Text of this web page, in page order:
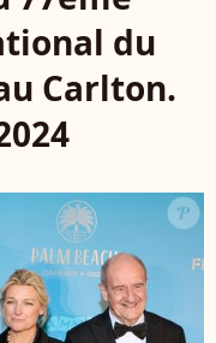
du
Carlton.